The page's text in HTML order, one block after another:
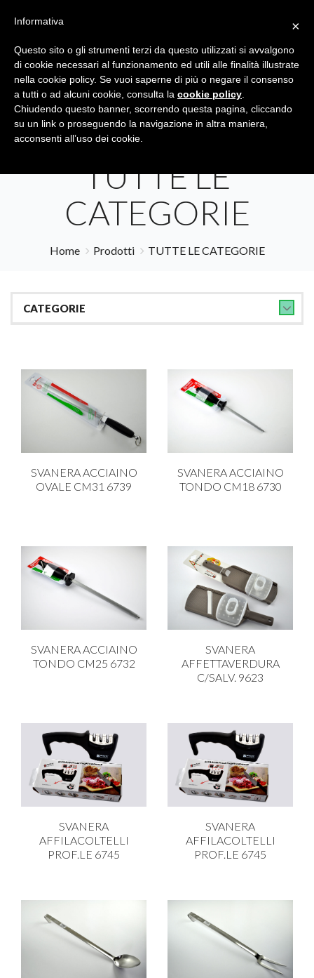
Tutte le categorie Cerca
TUTTE LE
CATEGORIE
Home Prodotti TUTTE LE CATEGORIE
CATEGORIE
ACCESSORI TAVOLA
ACCESSORI VETRO
BAR
BILANCE
CAFFETTERIA E RICAMBI
CALICI E BICCHIERI
CAMPEGGIO E GIARDINO
CARRELLI
CARTA
FIORI ARTIFICIALI
FONDUES E PIETRE OLLARI
IL COCCIO
LA PASTA
OGGETTISTICA
PICCOLI ELETTRODOMESTICI
PLASTICA IN CUCINA
SVANERA ACCIAINO
OVALE CM31 6739
SVANERA ACCIAINO
TONDO CM18 6730
SVANERA ACCIAINO
TONDO CM25 6732
SVANERA
AFFETTAVERDURA
C/SALV. 9623
SVANERA
AFFILACOLTELLI
PROF.LE 6745
SVANERA
AFFILACOLTELLI
PROF.LE 6745
×
Informativa
Questo sito o gli strumenti terzi da questo utilizzati si avvalgono
di cookie necessari al funzionamento ed utili alle finalità illustrate
nella cookie policy. Se vuoi saperne di più o negare il consenso
a tutti o ad alcuni cookie, consulta la cookie policy
Chiudendo questo banner, scorrendo questa pagina, cliccando
su un link o proseguendo la navigazione in altra maniera,
acconsenti all’uso dei cookie.